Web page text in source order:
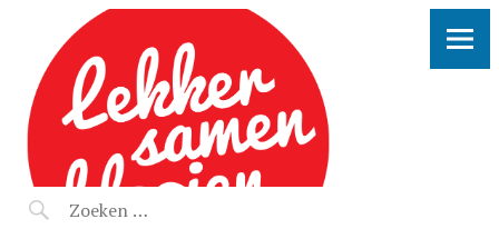
LEKKER SAMEN KLOOIEN